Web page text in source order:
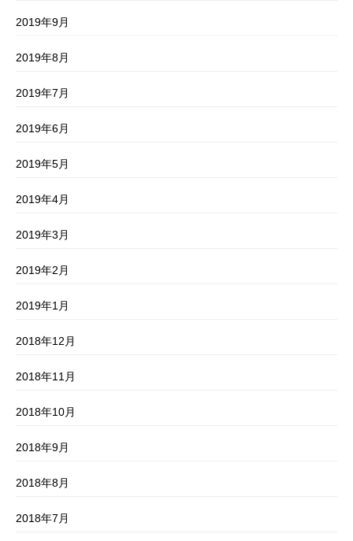
2019年9月
2019年8月
2019年7月
2019年6月
2019年5月
2019年4月
2019年3月
2019年2月
2019年1月
2018年12月
2018年11月
2018年10月
2018年9月
2018年8月
2018年7月